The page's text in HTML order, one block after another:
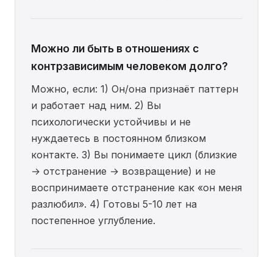
Можно ли быть в отношениях с
контрзависимым человеком долго?
Можно, если: 1) Он/она признаёт паттерн
и работает над ним. 2) Вы
психологически устойчивы и не
нуждаетесь в постоянном близком
контакте. 3) Вы понимаете цикл (близкие
→ отстранение → возвращение) и не
воспринимаете отстранение как «он меня
разлюбил». 4) Готовы 5-10 лет на
постепенное углубление.